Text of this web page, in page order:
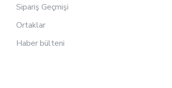
Sipariş Geçmişi
Ortaklar
Haber bülteni